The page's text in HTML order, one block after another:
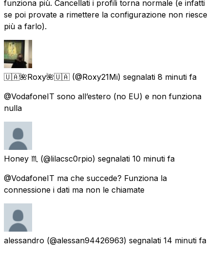
funziona più. Cancellati i profili torna normale (e infatti
se poi provate a rimettere la configurazione non riesce
più a farlo).
🇺🇦🌺Roxy🌺🇺🇦 (@Roxy21Mi) segnalati 8 minuti fa
@VodafoneIT sono all’estero (no EU) e non funziona
nulla
Honey ♏ (@lilacsc0rpio) segnalati 10 minuti fa
@VodafoneIT ma che succede? Funziona la
connessione i dati ma non le chiamate
alessandro (@alessan94426963) segnalati 14 minuti fa